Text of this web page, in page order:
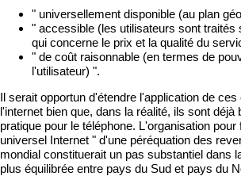
" universellement disponible (au plan
" accessible (les utilisateurs sont traités
qui concerne le prix et la qualité du
" de coût raisonnable (en termes de
l'utilisateur) ".
Il serait opportun d'étendre l'application de
l'internet bien que, dans la réalité, ils sont déjà
pratique pour le téléphone. L'organisation
universel Internet " d'une péréquation des
mondial constituerait un pas substantiel dans
plus équilibrée entre pays du Sud et pays du